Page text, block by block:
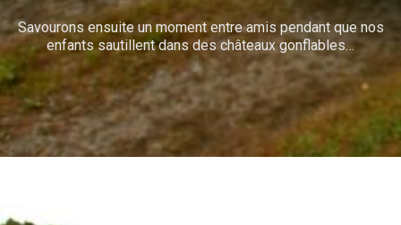
Savourons ensuite un moment entre amis pendant que nos
enfants sautillent dans des châteaux gonflables…